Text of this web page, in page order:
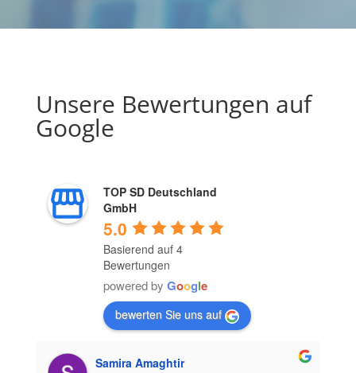
Unsere Bewertungen auf
Google
TOP SD Deutschland
GmbH
5.0
Basierend auf 4
Bewertungen
powered by Google
bewerten Sie uns auf
Samira Amaghtir